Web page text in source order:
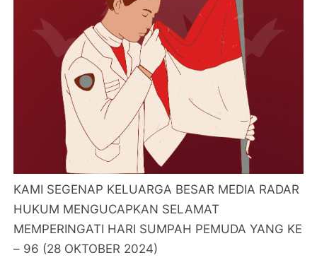
KAMI SEGENAP KELUARGA BESAR MEDIA RADAR
HUKUM MENGUCAPKAN SELAMAT
MEMPERINGATI HARI SUMPAH PEMUDA YANG KE
– 96 (28 OKTOBER 2024)